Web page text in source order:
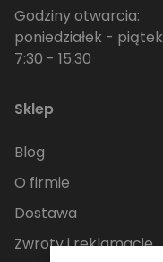
Godziny otwarcia:
poniedziałek - piątek
7:30 - 15:30
Sklep
Blog
O firmie
Dostawa
Zwroty i reklamacje